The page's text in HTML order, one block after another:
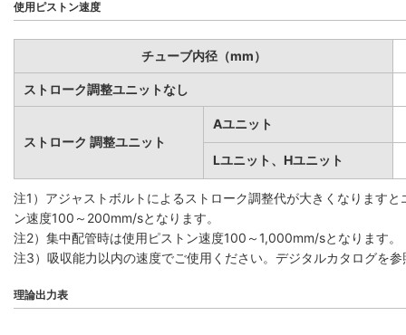
使用ピストン速度
チューブ内径（mm）
ストローク調整ユニットなし
ストローク 調整ユニット
Aユニット
Lユニット、Hユニット
注1）アジャストボルトによるストローク調整代が大きくなります
ン速度100～200mm/sとなります。
注2）集中配管時は使用ピストン速度100～1,000mm/sとなります。
注3）吸収能力以内の速度でご使用ください。デジタルカタログを参
理論出力表